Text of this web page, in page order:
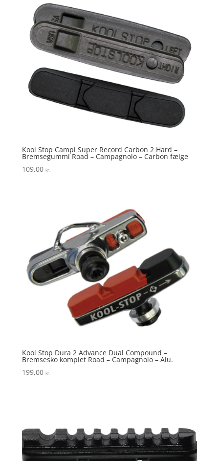
Kool Stop Campi Super Record Carbon 2 Hard –
Bremsegummi Road – Campagnolo – Carbon fælge
109,00 kr.
Kool Stop Dura 2 Advance Dual Compound –
Bremsesko komplet Road – Campagnolo – Alu.
199,00 kr.